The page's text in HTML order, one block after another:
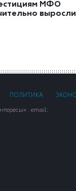
МФО
ПОЛИТИКА
. email: